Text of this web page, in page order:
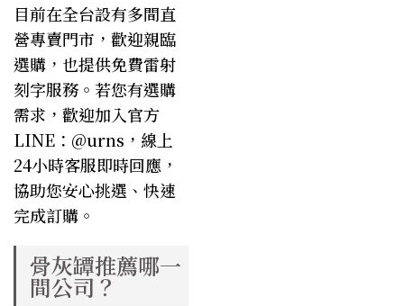
目前在全台設有多間直
營專賣門市，歡迎親臨
選購，也提供免費雷射
刻字服務。若您有選購
需求，歡迎加入官方
LINE：@urns，線上
24小時客服即時回應，
協助您安心挑選、快速
完成訂購。
骨灰罈推薦哪一
間公司？